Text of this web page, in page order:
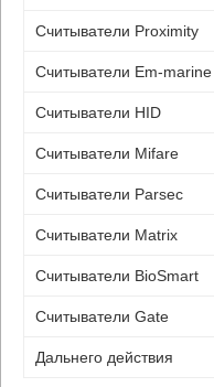
Считыватели Proximity
Считыватели Em-marine
Считыватели HID
Считыватели Mifare
Считыватели Parsec
Считыватели Matrix
Считыватели BioSmart
Считыватели Gate
Дальнего действия